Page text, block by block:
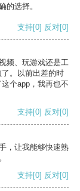
的选择。
支持[0] 反对[0]
频、玩游戏还是工
。以前出差的时
个app，我再也不
支持[0] 反对[0]
，让我能够快速熟
支持[0] 反对[0]